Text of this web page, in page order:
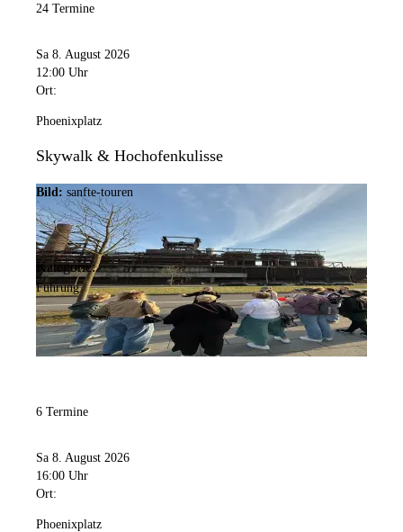
24 Termine
Sa 8. August 2026
12:00 Uhr
Ort:
Phoenixplatz
Skywalk & Hochofenkulisse
Bild: sanfte-touren
Kategorie:
Führung
6 Termine
Sa 8. August 2026
16:00 Uhr
Ort:
Phoenixplatz